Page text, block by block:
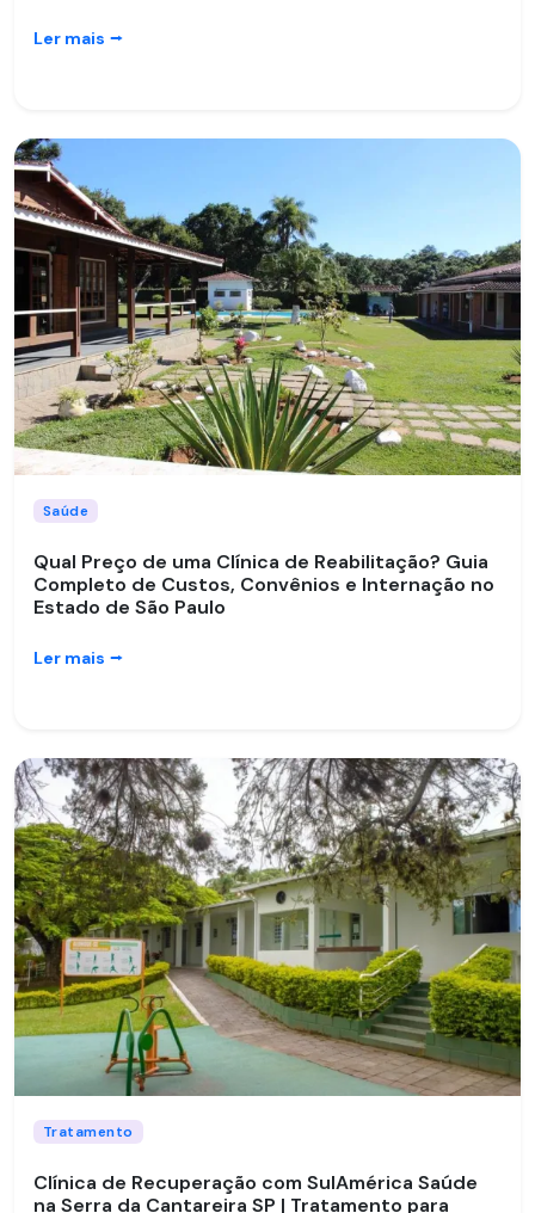
Ler mais ⭢
Saúde
Qual Preço de uma Clínica de Reabilitação? Guia
Completo de Custos, Convênios e Internação no
Estado de São Paulo
Ler mais ⭢
Tratamento
Clínica de Recuperação com SulAmérica Saúde
na Serra da Cantareira SP | Tratamento para